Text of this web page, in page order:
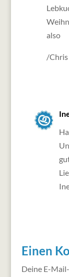
also
/Chris
Einen
Deine E-